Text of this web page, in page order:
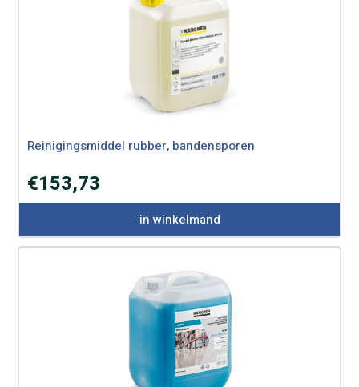
Reinigingsmiddel rubber, bandensporen
€153,73
in winkelmand